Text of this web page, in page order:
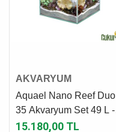
AKVARYUM
Aquael Nano Reef Duo
35 Akvaryum Set 49 L -
Beyaz
15.180,00 TL